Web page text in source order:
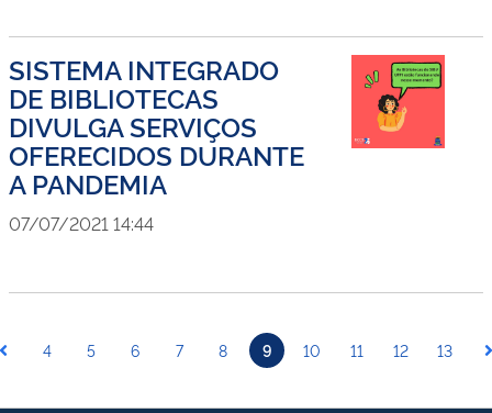
SISTEMA INTEGRADO
DE BIBLIOTECAS
DIVULGA SERVIÇOS
OFERECIDOS DURANTE
A PANDEMIA
07/07/2021 14:44
4 5 6 7 8 9 10 11 12 13